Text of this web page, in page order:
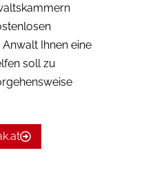
Ihnen eine
soll zu